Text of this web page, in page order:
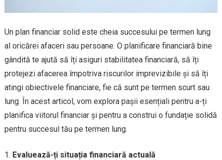
Un plan financiar solid este cheia succesului pe termen lung
al oricărei afaceri sau persoane. O planificare financiară bine
gândită te ajută să îți asiguri stabilitatea financiară, să îți
protejezi afacerea împotriva riscurilor imprevizibile și să îți
atingi obiectivele financiare, fie că sunt pe termen scurt sau
lung. În acest articol, vom explora pașii esențiali pentru a-ți
planifica viitorul financiar și pentru a construi o fundație solidă
pentru succesul tău pe termen lung.
Evaluează-ți situația financiară actuală